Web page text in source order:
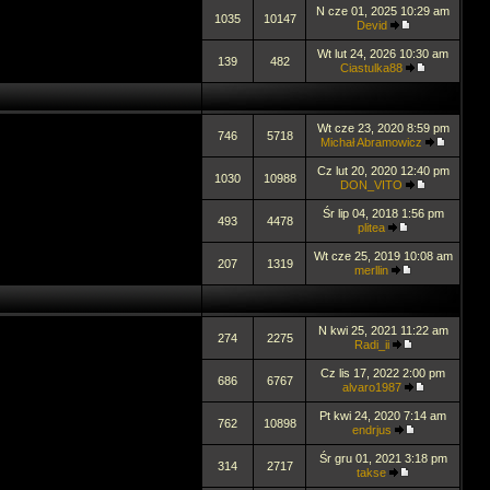
1035 10147
N cze 01, 2025 10:29 am
Devid
139 482
Wt lut 24, 2026 10:30 am
Ciastulka88
746 5718
Wt cze 23, 2020 8:59 pm
Michał Abramowicz
1030 10988
Cz lut 20, 2020 12:40 pm
DON_VITO
493 4478
Śr lip 04, 2018 1:56 pm
plitea
207 1319
Wt cze 25, 2019 10:08 am
merllin
274 2275
N kwi 25, 2021 11:22 am
Radi_ii
686 6767
Cz lis 17, 2022 2:00 pm
alvaro1987
762 10898
Pt kwi 24, 2020 7:14 am
endrjus
314 2717
Śr gru 01, 2021 3:18 pm
takse